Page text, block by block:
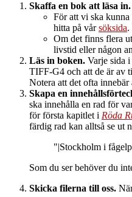
Skaffa en bok att läsa in.
För att vi ska
hitta på vårsöksida.
Om det finns flera
livstid eller någon
Läs in boken. Varje sida
TIFF-G4 och att de är av
Notera att det ofta
Skapa en
ska innehålla en rad för
för första kapitlet i Röda
färdig rad kan alltså se ut
"|Stockholm i
Som du ser behöver du
Skicka filerna till oss.